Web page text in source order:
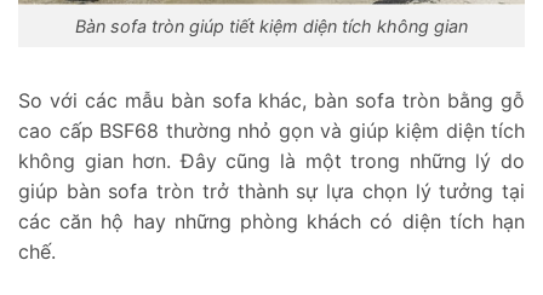
Bàn sofa tròn giúp tiết kiệm diện tích không gian
So với các mẫu bàn sofa khác, bàn sofa tròn bằng gỗ
cao cấp BSF68 thường nhỏ gọn và giúp kiệm diện tích
không gian hơn. Đây cũng là một trong những lý do
giúp bàn sofa tròn trở thành sự lựa chọn lý tưởng tại
các căn hộ hay những phòng khách có diện tích hạn
chế.